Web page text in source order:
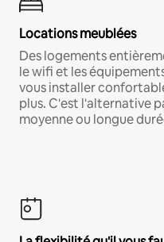
Locations meublées
Des logements
le wifi et les
vous installer
plus. C'est l'alternative
moyenne ou longue